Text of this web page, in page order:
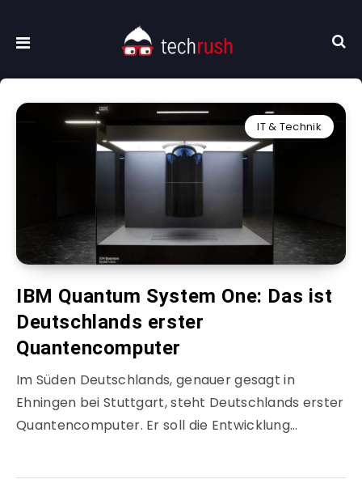
IT & Technik
IBM Quantum System One: Das ist
Deutschlands erster
Quantencomputer
Im Süden Deutschlands, genauer gesagt in
Ehningen bei Stuttgart, steht Deutschlands erster
Quantencomputer. Er soll die Entwicklung…